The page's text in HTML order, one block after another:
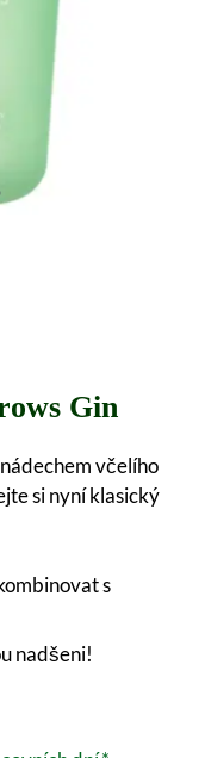
Gin
včelího
si nyní klasický
s
nadšeni!